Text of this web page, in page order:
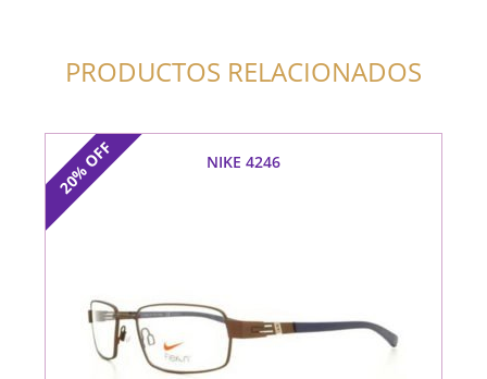
PRODUCTOS RELACIONADOS
20%
OFF NIKE 4246